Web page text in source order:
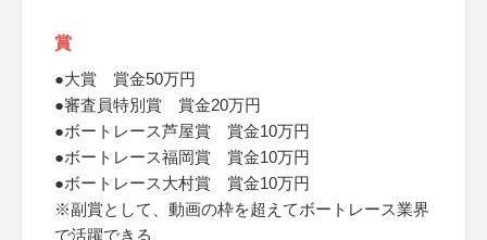
賞
●大賞 賞金50万円
●審査員特別賞 賞金20万円
●ボートレース芦屋賞 賞金10万円
●ボートレース福岡賞 賞金10万円
●ボートレース大村賞 賞金10万円
※副賞として、動画の枠を超えてボートレース業界
で活躍できる